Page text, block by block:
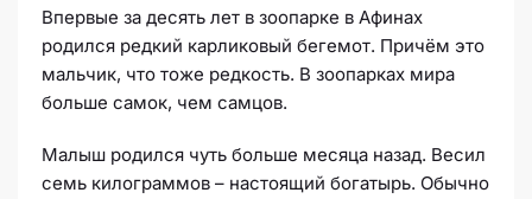
Впервые за десять лет в зоопарке в Афинах
родился редкий карликовый бегемот. Причём это
мальчик, что тоже редкость. В зоопарках мира
больше самок, чем самцов.
Малыш родился чуть больше месяца назад. Весил
семь килограммов – настоящий богатырь. Обычно